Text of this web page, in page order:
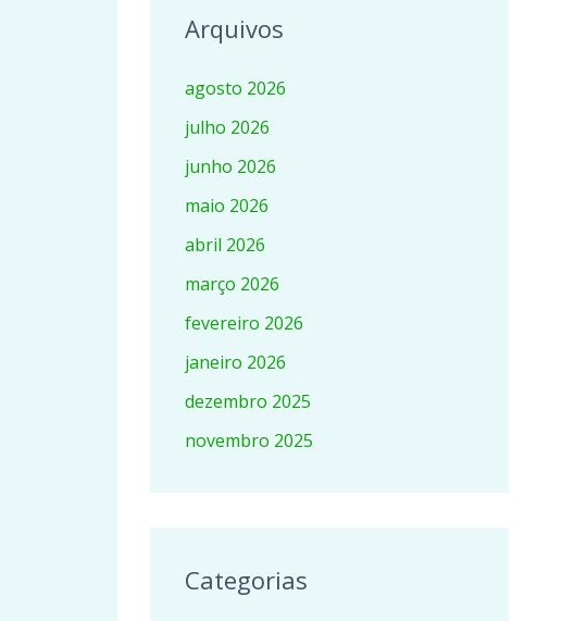
Arquivos
agosto 2026
julho 2026
junho 2026
maio 2026
abril 2026
março 2026
fevereiro 2026
janeiro 2026
dezembro 2025
novembro 2025
Categorias